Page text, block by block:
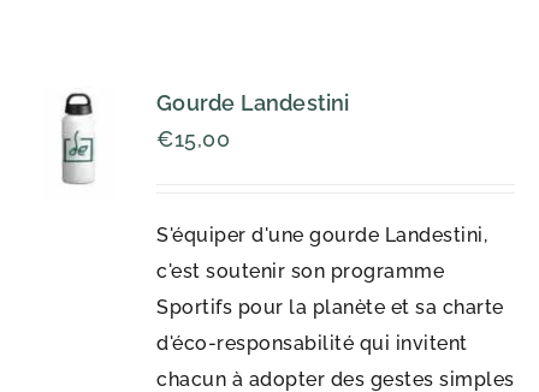
Gourde Landestini
€15,00
S'équiper d'une gourde Landestini,
c'est soutenir son programme
Sportifs pour la planète et sa charte
d'éco-responsabilité qui invitent
chacun à adopter des gestes simples